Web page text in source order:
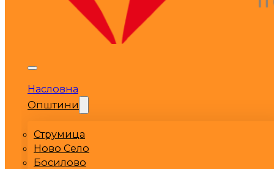
Насловна
Општини
Струмица
Ново Село
Босилово